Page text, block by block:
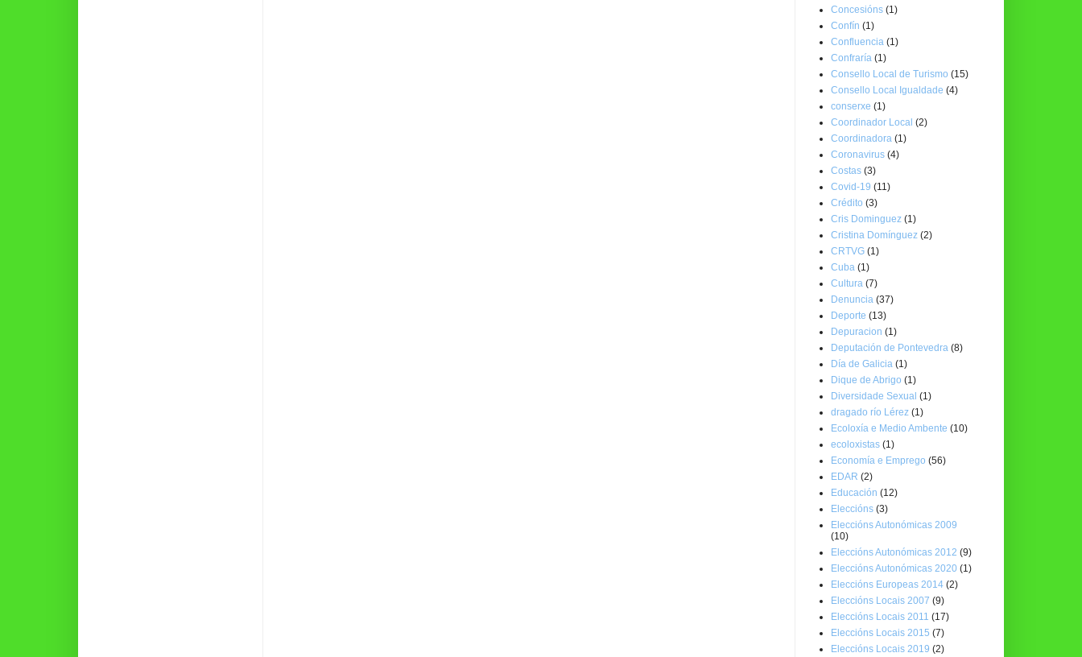
Concesións (1)
Confín (1)
Confluencia (1)
Confraría (1)
Consello Local de Turismo (15)
Consello Local Igualdade (4)
conserxe (1)
Coordinador Local (2)
Coordinadora (1)
Coronavirus (4)
Costas (3)
Covid-19 (11)
Crédito (3)
Cris Dominguez (1)
Cristina Domínguez (2)
CRTVG (1)
Cuba (1)
Cultura (7)
Denuncia (37)
Deporte (13)
Depuracion (1)
Deputación de Pontevedra (8)
Día de Galicia (1)
Dique de Abrigo (1)
Diversidade Sexual (1)
dragado río Lérez (1)
Ecoloxía e Medio Ambente (10)
ecoloxistas (1)
Economía e Emprego (56)
EDAR (2)
Educación (12)
Eleccións (3)
Eleccións Autonómicas 2009
(10)
Eleccións Autonómicas 2012 (9)
Eleccións Autonómicas 2020 (1)
Eleccións Europeas 2014 (2)
Eleccións Locais 2007 (9)
Eleccións Locais 2011 (17)
Eleccións Locais 2015 (7)
Eleccións Locais 2019 (2)